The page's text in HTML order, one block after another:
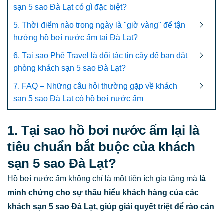
sạn 5 sao Đà Lạt có gì đặc biệt?
5. Thời điểm nào trong ngày là "giờ vàng" để tận
hưởng hồ bơi nước ấm tại Đà Lạt?
6. Tại sao Phê Travel là đối tác tin cậy để bạn đặt
phòng khách sạn 5 sao Đà Lạt?
7. FAQ – Những câu hỏi thường gặp về khách
sạn 5 sao Đà Lạt có hồ bơi nước ấm
1. Tại sao hồ bơi nước ấm lại là
tiêu chuẩn bắt buộc của khách
sạn 5 sao Đà Lạt?
Hồ bơi nước ấm không chỉ là một tiện ích gia tăng mà là
minh chứng cho sự thấu hiểu khách hàng của các
khách sạn 5 sao Đà Lạt, giúp giải quyết triệt để rào cản